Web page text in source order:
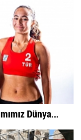
Dünya...